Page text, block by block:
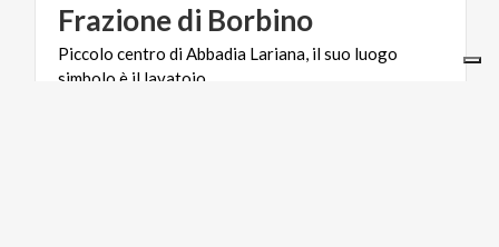
Frazionedi Borbino
Piccolo centro diAbbadia Lariana, ilsuo luogo
simbolo è il lavatoio.